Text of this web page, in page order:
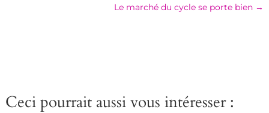
Le marché du cycle se porte bien →
Ceci pourrait aussi vous intéresser :